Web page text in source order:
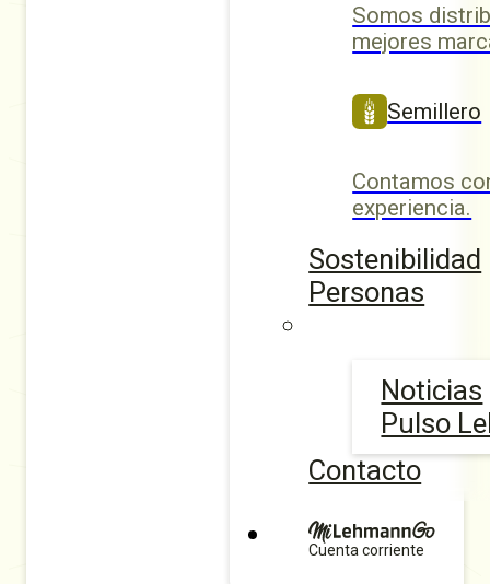
Somos
mejores
Semillero
Contamos
experiencia.
Sostenibilidad
Personas
Noticias
Pulso
Contacto
Cuenta corriente